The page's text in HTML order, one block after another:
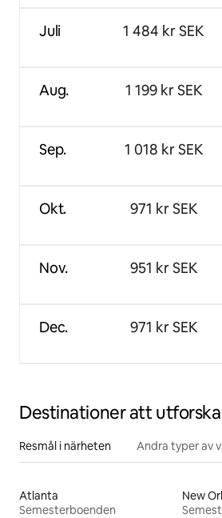
Juli
Aug.
Sep.
Okt.
Nov.
Dec.
1 484 kr SEK
1 199 kr SEK
1 018 kr SEK
971 kr SEK
951 kr SEK
971 kr SEK
Destinationer att utforska
Resmål i närheten Andra typer av
Atlanta
Semesterboenden
New